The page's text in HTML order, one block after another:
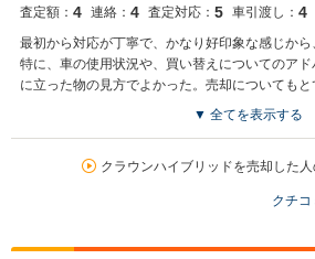
査定額： 4 連絡： 4 査定対応： 5 車引渡し： 4
最初から対応が丁寧で、かなり好印象な感じから
特に、車の使用状況や、買い替えについてのア
に立った物の見方でよかった。売却についても
▼ 全てを表示する
クラウンハイブリッドを売却した
クチ